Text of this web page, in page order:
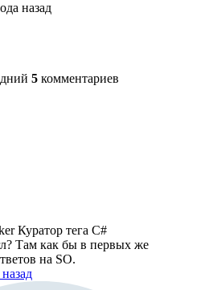
назад
5 комментариев
Куратор тега C#
Там как бы в первых же
на SO.